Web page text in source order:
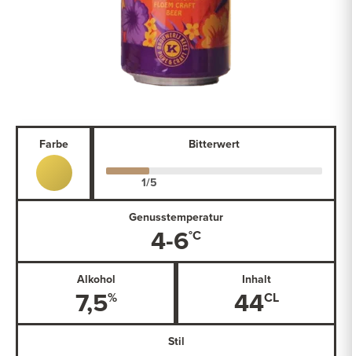
Farbe Bitterwert
Genusstemperatur
4-6
Alkohol
7,5
Inhalt
44
Stil